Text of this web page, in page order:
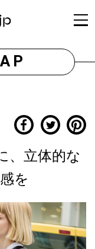
、立体的な
を